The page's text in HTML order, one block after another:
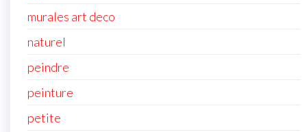
murales art deco
naturel
peindre
peinture
petite